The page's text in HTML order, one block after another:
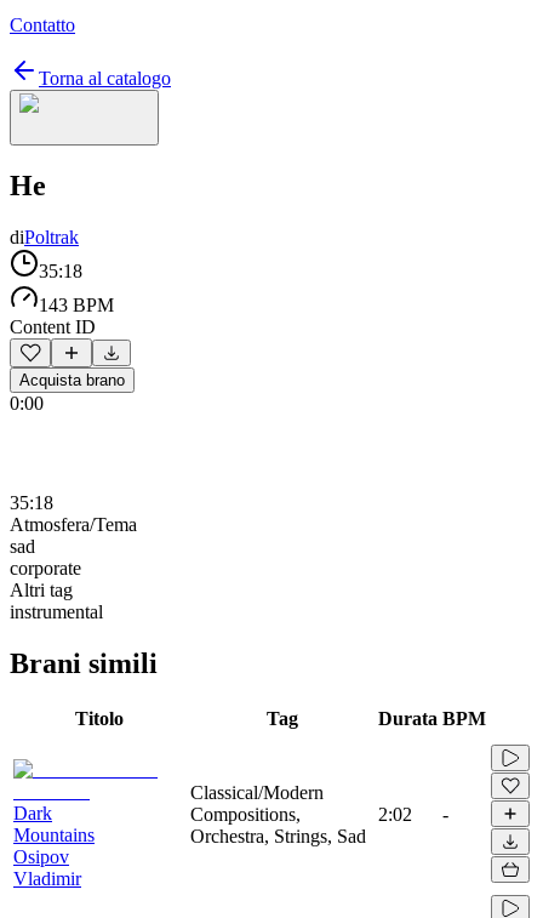
Contatto
Torna al catalogo
He
diPoltrak
35:18
143 BPM
Content ID
Acquista brano
0:00
35:18
Atmosfera/Tema
sad
corporate
Altri tag
instrumental
Brani simili
Titolo Tag Durata BPM
Dark
Mountains
Osipov
Vladimir
Classical/Modern
Compositions,
Orchestra, Strings, Sad
2:02 -